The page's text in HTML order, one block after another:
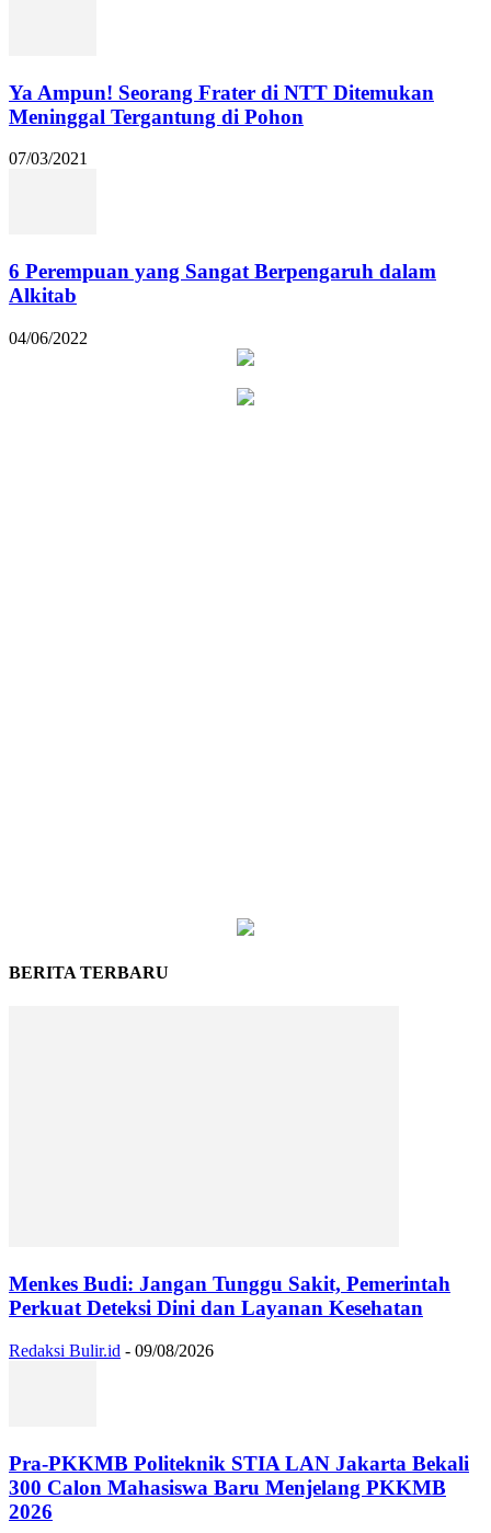
Ya Ampun! Seorang Frater di NTT Ditemukan
Meninggal Tergantung di Pohon
07/03/2021
6 Perempuan yang Sangat Berpengaruh dalam
Alkitab
04/06/2022
BERITA TERBARU
Menkes Budi: Jangan Tunggu Sakit, Pemerintah
Perkuat Deteksi Dini dan Layanan Kesehatan
Redaksi Bulir.id - 09/08/2026
Pra-PKKMB Politeknik STIA LAN Jakarta Bekali
300 Calon Mahasiswa Baru Menjelang PKKMB
2026